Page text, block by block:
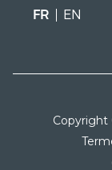
FR
EN
Copyright